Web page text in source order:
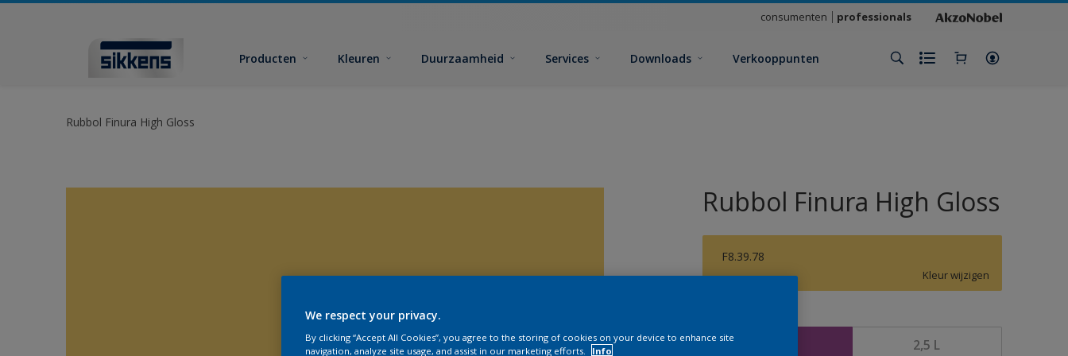
consumenten professionals
Producten Kleuren Duurzaamheid Services Downloads Verkooppunten
Rubbol Finura High Gloss
Rubbol Finura High Gloss
F8.39.78
Kleur wijzigen
2,5 L
We respect your privacy.
By clicking “Accept All Cookies”, you agree to the storing of cookies on your device to enhance site
navigation, analyze site usage, and assist in our marketing efforts.
Info